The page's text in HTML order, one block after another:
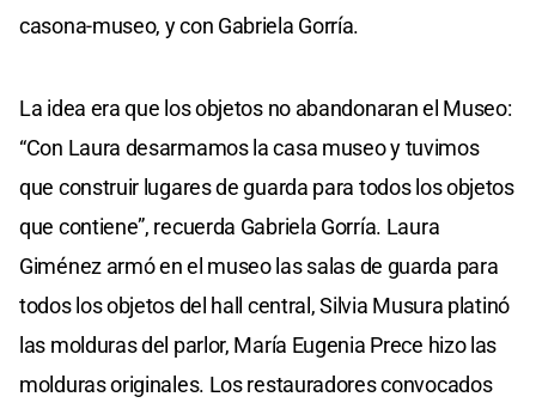
casona-museo, y con Gabriela Gorría.
La idea era que los objetos no abandonaran el Museo:
“Con Laura desarmamos la casa museo y tuvimos
que construir lugares de guarda para todos los objetos
que contiene”, recuerda Gabriela Gorría. Laura
Giménez armó en el museo las salas de guarda para
todos los objetos del hall central, Silvia Musura platinó
las molduras del parlor, María Eugenia Prece hizo las
molduras originales. Los restauradores convocados